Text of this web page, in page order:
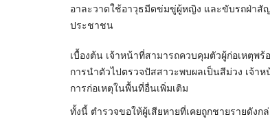
อาละวาดใช้อาวุธมีดข่มขู่ผู้หญิง และขับรถฝ่าสั
ประชาชน
เบื้องต้น เจ้าหน้าที่สามารถควบคุมตัวผู้ก่อเหตุพ
การนำตัวไปตรวจปัสสาวะพบผลเป็นสีม่วง เจ้
การก่อเหตุในพื้นที่อื่นเพิ่มเติม
ทั้งนี้ ตำรวจขอให้ผู้เสียหายที่เคยถูกชายรายดัง